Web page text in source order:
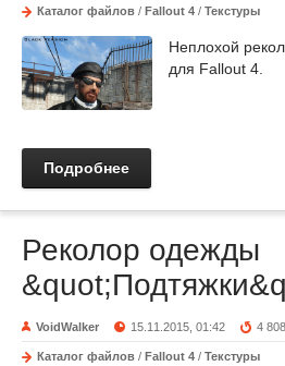
Каталог файлов / Fallout 4 / Текстуры
Неплохой
для Fallout 4.
Подробнее
Реколор одежды
VoidWalker 15.11.2015, 01:42 4 808
Каталог файлов / Fallout 4 / Текстуры